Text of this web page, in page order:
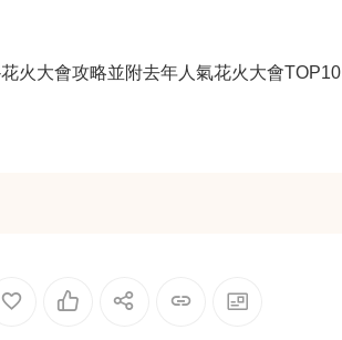
火大會攻略並附去年人氣花火大會TOP10